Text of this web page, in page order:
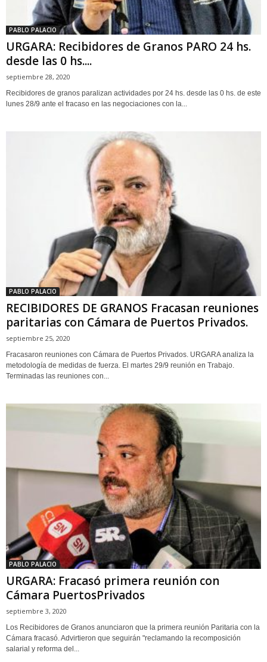
PABLO PALACIO
URGARA: Recibidores de Granos PARO 24 hs.
desde las 0 hs....
septiembre 28, 2020
Recibidores de granos paralizan actividades por 24 hs. desde las 0 hs. de este
lunes 28/9 ante el fracaso en las negociaciones con la...
PABLO PALACIO
RECIBIDORES DE GRANOS Fracasan reuniones
paritarias con Cámara de Puertos Privados.
septiembre 25, 2020
Fracasaron reuniones con Cámara de Puertos Privados. URGARA analiza la
metodología de medidas de fuerza. El martes 29/9 reunión en Trabajo.
Terminadas las reuniones con...
PABLO PALACIO
URGARA: Fracasó primera reunión con
Cámara PuertosPrivados
septiembre 3, 2020
Los Recibidores de Granos anunciaron que la primera reunión Paritaria con la
Cámara fracasó. Advirtieron que seguirán "reclamando la recomposición
salarial y reforma del...